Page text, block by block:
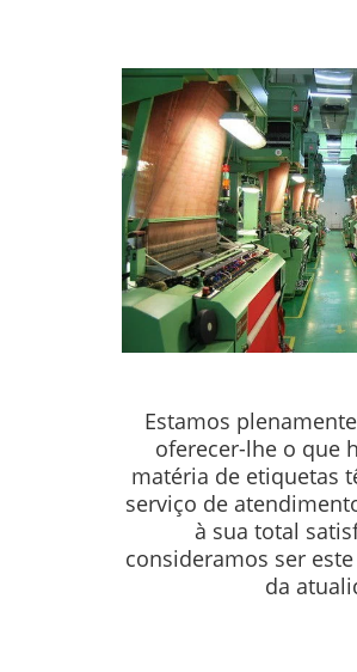
Estamos
oferecer-lhe o que
matéria de etiquetas
serviço de
à sua total
consideramos ser
da